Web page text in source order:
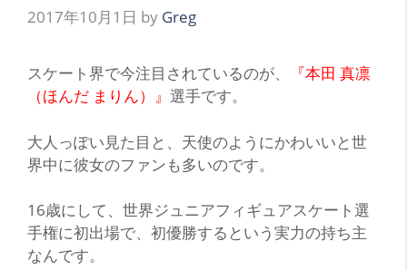
2017年10月1日 by Greg
スケート界で今注目されているのが、
『本田 真凛
（ほんだ まりん）』 選手です。
大人っぽい見た目と、 天使のようにかわいいと世
界中に彼女のファンも多いのです。
16歳にして、世界ジュニアフィギュアスケート選
手権に初出場で、初優勝するという実力の持ち主
なんです。